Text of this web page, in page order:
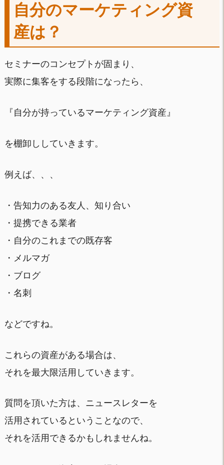
自分のマーケティング資
産は？
セミナーのコンセプトが固まり、
実際に集客をする段階になったら、
『自分が持っているマーケティング資産』
を棚卸ししていきます。
例えば、、、
・告知力のある友人、知り合い
・提携できる業者
・自分のこれまでの既存客
・メルマガ
・ブログ
・名刺
などですね。
これらの資産がある場合は、
それを最大限活用していきます。
質問を頂いた方は、ニュースレターを
活用されているということなので、
それを活用できるかもしれませんね。